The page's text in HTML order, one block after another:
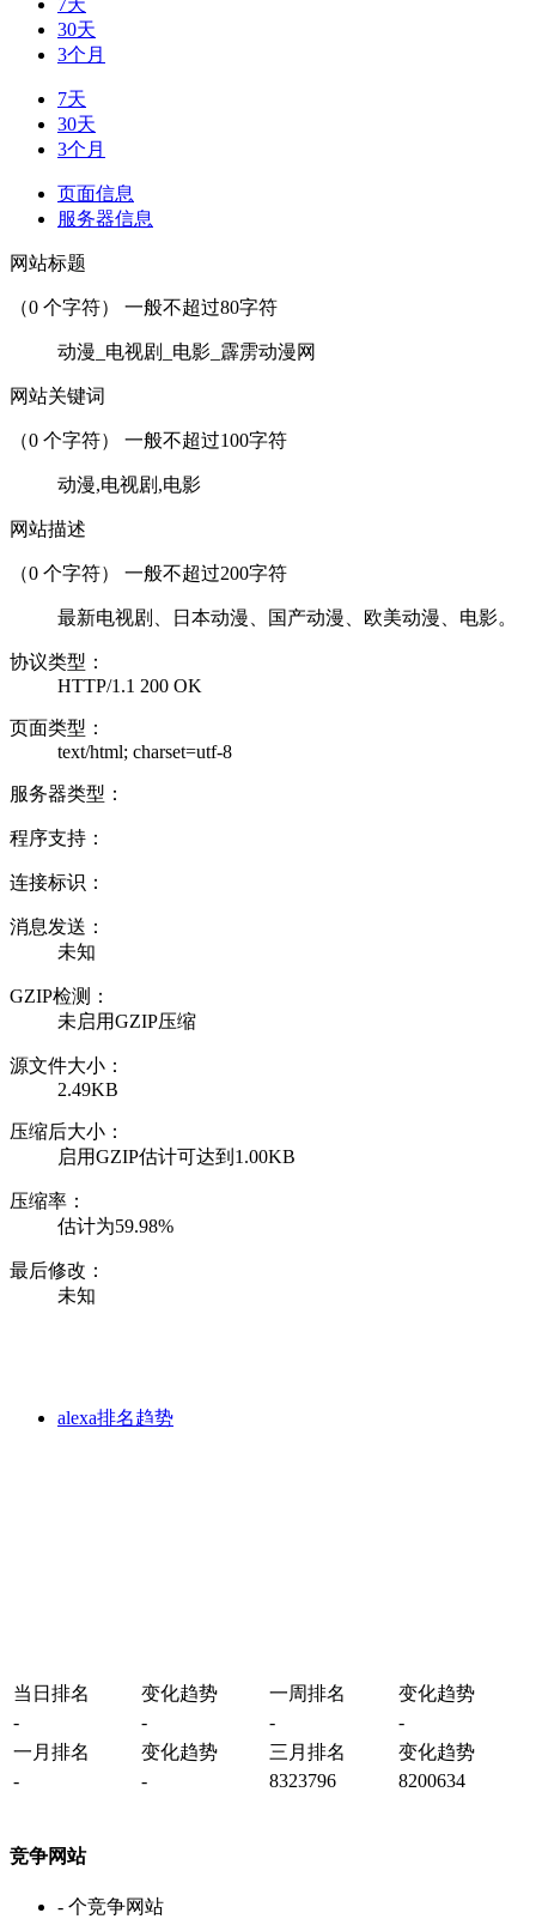
30天
3个月
7天
30天
3个月
页面信息
服务器信息
网站标题
（0 个字符） 一般不超过80字符
动漫_电视剧_电影_霹雳动漫网
网站关键词
（0 个字符） 一般不超过100字符
动漫,电视剧,电影
网站描述
（0 个字符） 一般不超过200字符
最新电视剧、日本动漫、国产动漫、欧美动漫、电影。
协议类型：
HTTP/1.1 200 OK
页面类型：
text/html; charset=utf-8
服务器类型：
程序支持：
连接标识：
消息发送：
未知
GZIP检测：
未启用GZIP压缩
源文件大小：
2.49KB
压缩后大小：
启用GZIP估计可达到1.00KB
压缩率：
估计为59.98%
最后修改：
未知
alexa排名趋势
当日排名 变化趋势 一周排名
变化趋势
-
- -
-
一月排名
变化趋势 三月排名
变化趋势
-
- 8323796 8200634
竞争网站
- 个竞争网站